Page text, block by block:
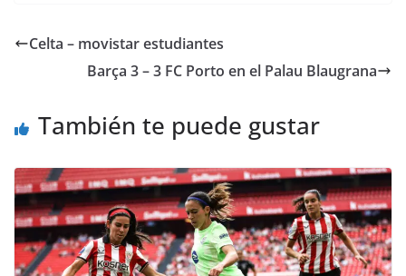
Celta – movistar estudiantes
Barça 3 – 3 FC Porto en el Palau Blaugrana
También te puede gustar